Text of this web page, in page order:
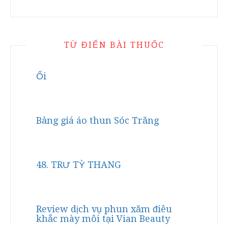
TỪ ĐIỂN BÀI THUỐC
Ổi
Bảng giá áo thun Sóc Trăng
48. TRƯ TỲ THANG
Review dịch vụ phun xăm điêu
khắc mày môi tại Vian Beauty